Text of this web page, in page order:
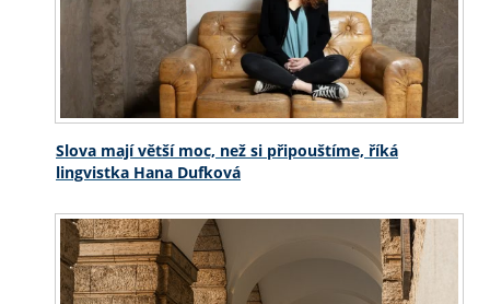
Slova mají větší moc, než si připouštíme, říká
lingvistka Hana Dufková